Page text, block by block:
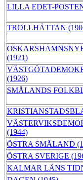
LILLA EDET-
TROLLHÄTTAN
(1921)
(1926)
SMÅLANDS
(1944)
ÖSTRA SMÅLAND
ÖSTRA SVERIGE
KALMAR LÄNS